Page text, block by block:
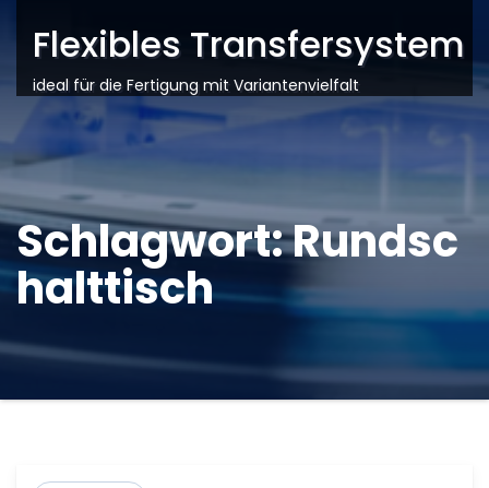
Flexibles Transfersystem
ideal für die Fertigung mit Variantenvielfalt
Schlagwort:Rundsc
halttisch